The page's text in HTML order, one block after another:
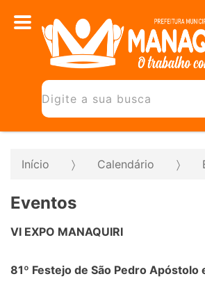
Início Calendário
Eventos
VI EXPO MANAQUIRI
81º Festejo de São Pedro Apóstolo